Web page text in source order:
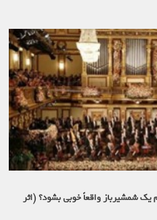
شمشیرباز واقعاً خوبی بشود؟ (اثر